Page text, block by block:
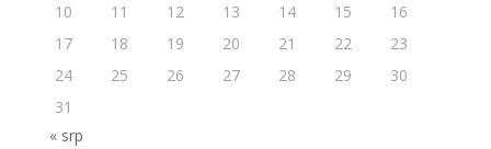
10
11 12 13 14 15
16
17
18 19 20 21 22
23
24
25 26 27 28 29
30
31
« srp